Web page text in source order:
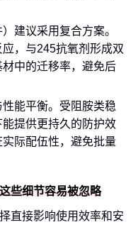
建议采用复合方案。
，与245抗氧剂形成双
中的迁移率，避免后
能平衡。受阻胺类稳
提供更持久的防护效
际配伍性，避免批量
些细节容易被忽略
直接影响使用效率和安